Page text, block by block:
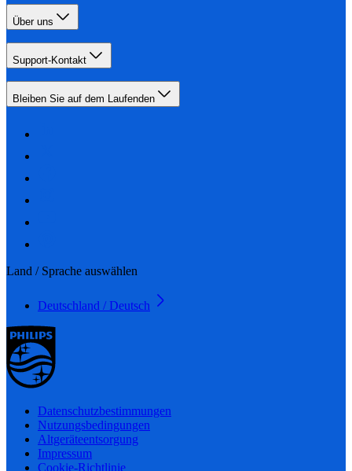
Über uns
Support-Kontakt
Bleiben Sie auf dem Laufenden
Land / Sprache auswählen
Deutschland / Deutsch
Datenschutzbestimmungen
Nutzungsbedingungen
Altgeräteentsorgung
Impressum
Cookie-Richtlinie